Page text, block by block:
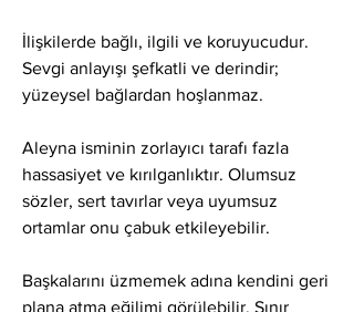
İlişkilerde bağlı, ilgili ve koruyucudur.
Sevgi anlayışı şefkatli ve derindir;
yüzeysel bağlardan hoşlanmaz.
Aleyna isminin zorlayıcı tarafı fazla
hassasiyet ve kırılganlıktır. Olumsuz
sözler, sert tavırlar veya uyumsuz
ortamlar onu çabuk etkileyebilir.
Başkalarını üzmemek adına kendini geri
plana atma eğilimi görülebilir. Sınır